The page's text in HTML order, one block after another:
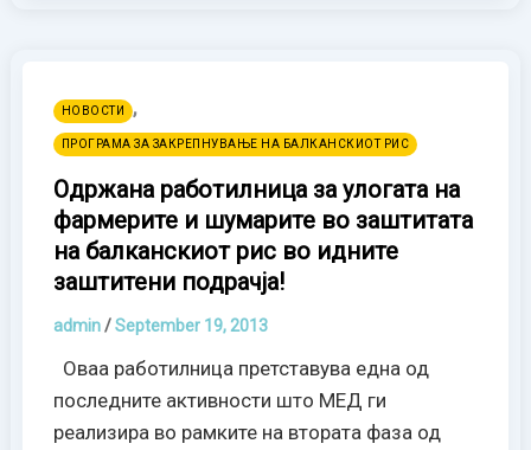
НОВОСТИ ,
ПРОГРАМА ЗА ЗАКРЕПНУВАЊЕ НА БАЛКАНСКИОТ РИС
Одржана работилница за улогата на
фармерите и шумарите во заштитата
на балканскиот рис во идните
заштитени подрачја!
admin/September 19, 2013
Оваа работилница претставува една од
последните активности што МЕД ги
реализира во рамките на втората фаза од